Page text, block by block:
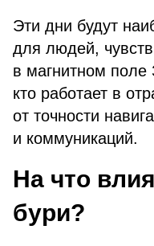
Эти дни будут
для людей,
в магнитном поле
кто работает в
от точности
и коммуникаций.
На что
бури?